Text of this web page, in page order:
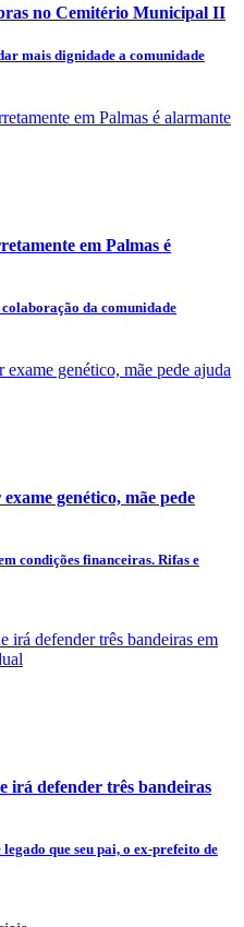
no Cemitério Municipal II
mais dignidade a comunidade
em Palmas é
da comunidade
genético, mãe pede
condições financeiras. Rifas e
irá defender três bandeiras
que seu pai, o ex-prefeito de